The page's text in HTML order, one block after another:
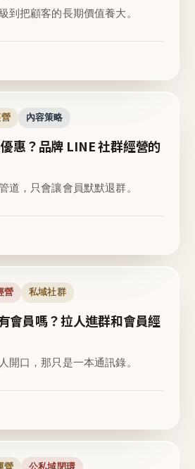
到把顧客的長期價值養大。
內容策略
惠？品牌 LINE 社群經營的
道，只會讓會員默默退群。
營 私域社群
會員嗎？拉人進群和會員經
開口，那只是一本通訊錄。